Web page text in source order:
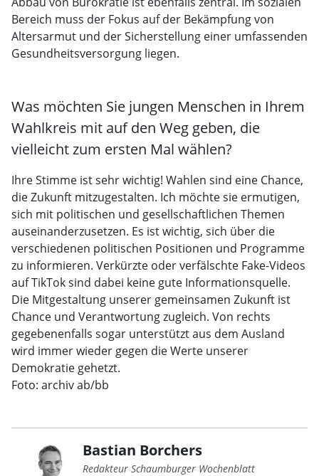
Bereich muss der Fokus auf der Bekämpfung von
Altersarmut und der Sicherstellung einer umfassenden
Gesundheitsversorgung liegen.
Was möchten Sie jungen Menschen in Ihrem
Wahlkreis mit auf den Weg geben, die
vielleicht zum ersten Mal wählen?
Ihre Stimme ist sehr wichtig! Wahlen sind eine Chance,
die Zukunft mitzugestalten. Ich möchte sie ermutigen,
sich mit politischen und gesellschaftlichen Themen
auseinanderzusetzen. Es ist wichtig, sich über die
verschiedenen politischen Positionen und Programme
zu informieren. Verkürzte oder verfälschte Fake-Videos
auf TikTok sind dabei keine gute Informationsquelle.
Die Mitgestaltung unserer gemeinsamen Zukunft ist
Chance und Verantwortung zugleich. Von rechts
gegebenenfalls sogar unterstützt aus dem Ausland
wird immer wieder gegen die Werte unserer
Demokratie gehetzt.
Foto: archiv ab/bb
Bastian Borchers
Redakteur Schaumburger Wochenblatt